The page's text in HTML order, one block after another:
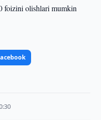
foizini olishlari mumkin